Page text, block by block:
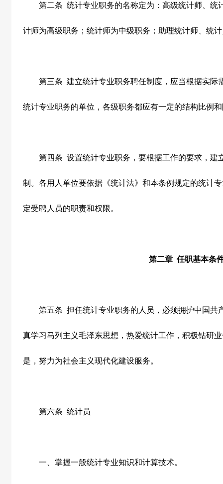
第二条 统计专业职务的名称定为：高级统计师、统
计师为高级职务；统计师为中级职务；助理统计师、统
第三条 建立统计专业职务聘任制度，应当根据实际
统计专业职务的单位，各级职务都应有一定的结构比例
第四条 设置统计专业职务，要根据工作的要求，建
制。各用人单位要依据《统计法》和本条例规定的统计
定受聘人员的职责和权限。
第二章 任职基本条
第五条 担任统计专业职务的人员，必须拥护中国共
真学习马列主义毛泽东思想，热爱统计工作，积极钻研
是，努力为社会主义现代化建设服务。
第六条 统计员
一、掌握一般统计专业知识和计算技术。